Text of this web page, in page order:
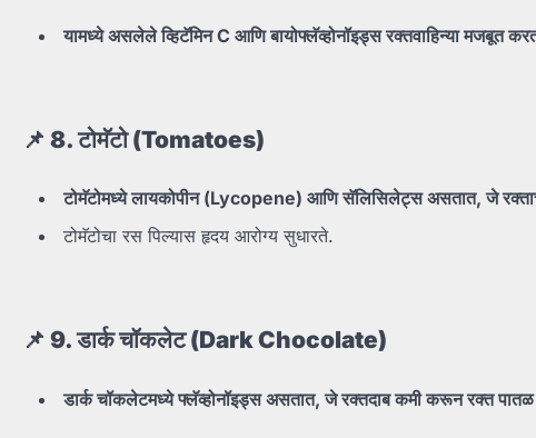
यामध्येअसलेलेव्हिटॅमिन C आणिबायोफ्लॅव्होनॉइड्सरक्तवाहिन्यामजबूत
📌 8.टोमॅटो (Tomatoes)
टोमॅटोमध्येलायकोपीन (Lycopene) आणिसॅलिसिलेट्सअसतात,जे
टोमॅटोचा रस पिल्यास हृदय आरोग्य सुधारते.
📌 9.डार्कचॉकलेट (Dark Chocolate)
डार्कचॉकलेटमध्येफ्लॅव्होनॉइड्सअसतात,जेरक्तदाबकमीकरूनरक्त